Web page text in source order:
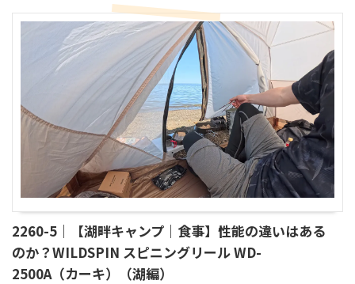
2260-5｜【湖畔キャンプ｜食事】性能の違いはある
のか？WILDSPIN スピニングリール WD-
2500A（カーキ）（湖編）